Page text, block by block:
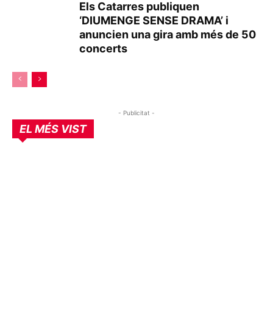
Els Catarres publiquen
‘DIUMENGE SENSE DRAMA’ i
anuncien una gira amb més de 50
concerts
- Publicitat -
EL MÉS VIST